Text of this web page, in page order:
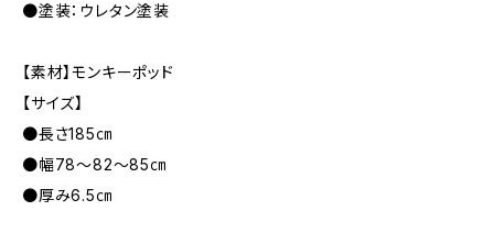
●塗装：ウレタン塗装
【素材】モンキーポッド
【サイズ】
●長さ185㎝
●幅78～82～85㎝
●厚み6.5㎝